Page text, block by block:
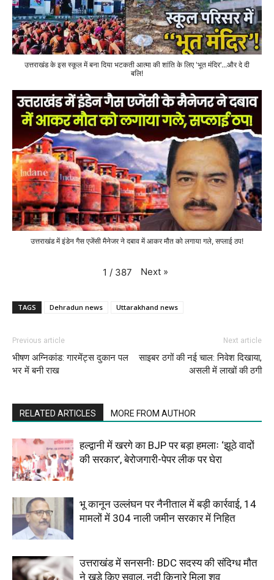
उत्तराखंड के इस स्कूल में बना दिया भटकती आत्मा की शांति के लिए 'भूत मंदिर'...और दे दी
बलि!
उत्तराखंड में इंडेन गैस एजेंसी मैनेजर ने दबाव में आकर मौत को लगाया गले, सप्लाई ठप!
1 / 387 Next »
TAGS Dehradun news Uttarakhand news
Previous article
भीषण अग्निकांड: गारमेंट्स दुकान पल
भर में बनी राख
Next article
साइबर ठगों की नई चाल: निवेश दिखाया,
असली में लाखों की ठगी
RELATED ARTICLES MORE FROM AUTHOR
हल्द्वानी में खरगे का BJP पर बड़ा हमलाः ‘झूठे वादों
की सरकार’, बेरोजगारी-पेपर लीक पर घेरा
भू कानून उल्लंघन पर नैनीताल में बड़ी कार्रवाई, 14
मामलों में 304 नाली जमीन सरकार में निहित
उत्तराखंड में सनसनीः BDC सदस्य की संदिग्ध मौत
ने खड़े किए सवाल, नदी किनारे मिला शव